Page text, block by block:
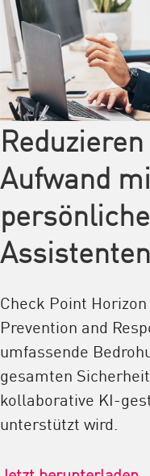
Aufwand
Assistenten
Check Point Horizon
Prevention and
umfassende
gesamten
kollaborative KI-
unterstützt wird.